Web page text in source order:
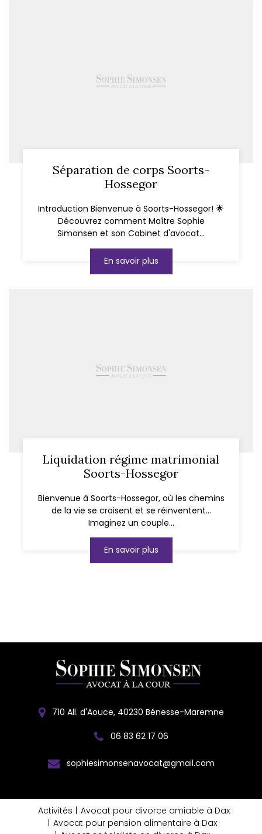
Séparation de corps Soorts-
Hossegor
Introduction Bienvenue à Soorts-Hossegor! 🌟
Découvrez comment Maître Sophie
Simonsen et son Cabinet d'avocat...
En savoir plus
Liquidation régime matrimonial
Soorts-Hossegor
Bienvenue à Soorts-Hossegor, où les chemins
de la vie se croisent et se réinventent...
Imaginez un couple...
En savoir plus
710 All. d'Aouce, 40230 Bénesse-Maremne
06 83 62 17 06
sophiesimonsenavocat@gmail.com
Activités
Avocat pour divorce amiable à Dax
Avocat pour pension alimentaire à Dax